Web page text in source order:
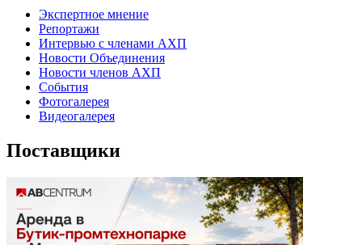
Экспертное мнение
Репортажи
Интервью с членами АХП
Новости Объединения
Новости членов АХП
События
Фотогалерея
Видеогалерея
Поставщики